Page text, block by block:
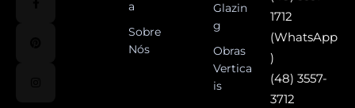
a
Sobre
Nós
Glazin
g
Obras
Vertica
is
1712
(WhatsApp
)
(48) 3557-
3712